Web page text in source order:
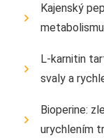
Kajenský
L-karnitin
svaly a
Bioperine:
urychlením